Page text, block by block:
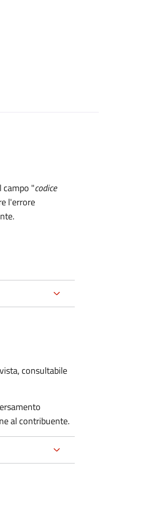
"codice
l'errore
consultabile
al contribuente.